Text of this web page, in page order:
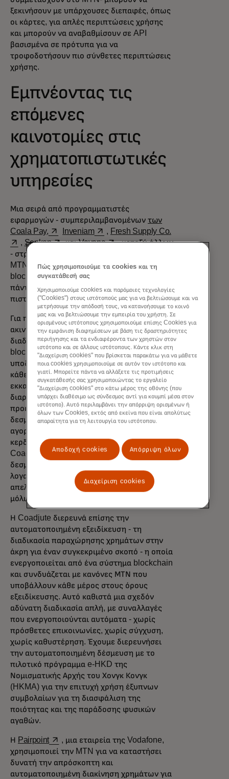
ξεκινήσουν με υπάρχουσες διεπαφές, όπως
οι κάρτες, για απλές περιπτώσεις χρήσης
και μπορούν να αναβαθμίσουν σε API
βασισμένα σε πρότυπα για να
τροφοδοτήσουν πιο σύνθετες περιπτώσεις
χρήσης.
Εμπνέοντας τις
επόμενες
καινοτομίες στις
χρηματοπιστωτικές
υπηρεσίες
Μια σειρά από προγραμματιστές
εφαρμογών - συμπεριλαμβανομένων των
Coala Pay,opens in a new tab
Inveniamopens in a new tab
, Fresh Supply Co.opens in a new
, Senkenopens in a new tab
καιVayanaopens in a new tab
, μεταξύ άλλων
- στρέφουν ήδη την προσοχή τους στην
MTN, διοχετεύοντας τη δύναμη του
blockchain για να μετασχηματίσουν τα
πάντα, από την εκταμίευση δανείων έως τις
πιστώσεις άνθρακα.
Για παράδειγμα, η εταιρεία συναλλαγών
ακινήτωνCoadjuteopens in a new tab
μεταφέρει τη
διαδικασία μεσεγγύησης στο MTN
blockchain, δημιουργώντας μια διαφανή
υποδομή για τη μεταφορά κεφαλαίων. Σε
κάθε πώληση ακινήτου, η αναμονή για την
εκκαθάριση της γραφειοκρατίας μπορεί να
διαρκέσει εβδομάδες. Εν τω μεταξύ, η
προκαταβολή παραμένει παγιδευμένη σε
δεσμευμένο λογαριασμό, όπου ούτε ο
αγοραστής ούτε ο πωλητής μπορούν να
κερδίσουν τόκους από αυτήν. Η εφαρμογή
Coadjute επιτρέπει στον αγοραστή να
δεσμεύσει χρήματα στον τραπεζικό του
λογαριασμό, ενώ ένα έξυπνο συμβόλαιο
απελευθερώνει αυτόματα την πληρωμή
μόλις πληρούνται οι προϋποθέσεις.
Η Coadjute διερευνά επίσης την
αυτοματοποιημένη εξειδίκευση - τη
διαδικασία παραχώρησης χρημάτων στην
άκρη για έναν συγκεκριμένο σκοπό - η οποία
ενεργοποιείται από ένα σύστημα blockchain
και συνδυάζεται με κανόνες ΜΤΝ που
υποβάλλουν κάθε μέρος στους όρους
εξειδίκευσης. Αυτό καθιστά μια σχεδόν
αδύνατη διαδικασία απλή, με συναλλαγές
που ενεργοποιούνται αυτόματα - χωρίς
πρόσθετες επικοινωνίες, χωρίς σύγχυση,
χωρίς καθυστέρηση. Έχουμε διερευνήσει
την αυτοματοποιημένη δέσμευση με το
πιλοτικό πρόγραμμα e-HKD της
Νομισματικής Αρχής του Χονγκ Κονγκ
(HKMA) για την επιτυχή χρήση έξυπνων
συμβολαίων για τη διασφάλιση της
ποιότητας και της παράδοσης φυσικών
αγαθών.
Η Pairpointopens in a new tab
, μια εταιρεία της Vodafone,
χρησιμοποιεί την MTN για να καταστήσει
δυνατή την απρόσκοπτη και
αυτοματοποιημένη διακίνηση χρημάτων για
Πώς χρησιμοποιούμε τα cookies και τη
συγκατάθεσή σας
Χρησιμοποιούμε cookies και παρόμοιες τεχνολογίες
("Cookies") στους ιστότοπούς μας για να βελτιώσουμε και να
μετρήσουμε την απόδοσή τους, να κατανοήσουμε το κοινό
μας και να βελτιώσουμε την εμπειρία του χρήστη. Σε
ορισμένους ιστότοπους χρησιμοποιούμε επίσης Cookies για
την εμφάνιση διαφημίσεων με βάση τις δραστηριότητες
περιήγησης και τα ενδιαφέροντα των χρηστών στον
ιστότοπο και σε άλλους ιστότοπους. Κάντε κλικ στη
"Διαχείριση cookies" που βρίσκεται παρακάτω για να μάθετε
ποια cookies χρησιμοποιούμε σε αυτόν τον ιστότοπο και
γιατί. Μπορείτε πάντα να αλλάξετε τις προτιμήσεις
συγκατάθεσής σας χρησιμοποιώντας το εργαλείο
"Διαχείριση cookies" στο κάτω μέρος της οθόνης (που
υπάρχει διαθέσιμο ως σύνδεσμος αντί για κουμπί μέσα στον
ιστότοπο). Αυτό περιλαμβάνει την απόρριψη ορισμένων ή
όλων των Cookies, εκτός από εκείνα που είναι απολύτως
απαραίτητα για τη λειτουργία του ιστότοπου.
Αποδοχή cookies Απόρριψη όλων
Διαχείριση cookies